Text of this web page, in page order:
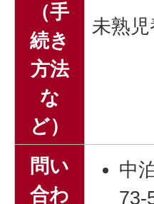
（手
続き
方法
な
ど）
未熟
問い
合わ
中
73-